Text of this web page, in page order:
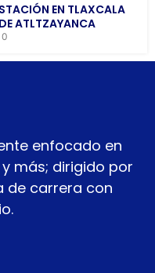
EN TLAXCALA
ATLTZAYANCA
0
enfocado en
más; dirigido por
de carrera con